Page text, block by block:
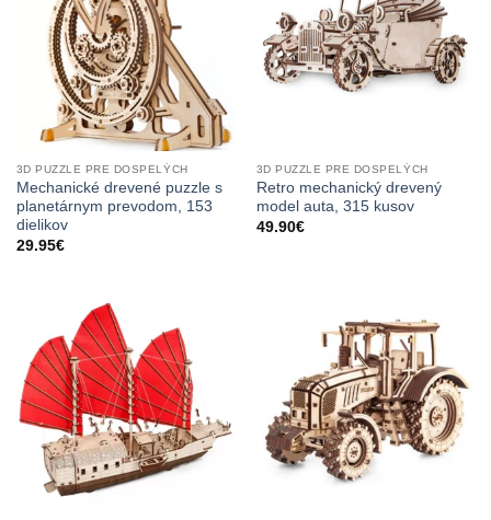
3D PUZZLE PRE DOSPELÝCH
Mechanické drevené puzzle s
planetárnym prevodom, 153
dielikov
29.95€
3D PUZZLE PRE DOSPELÝCH
Retro mechanický drevený
model auta, 315 kusov
49.90€